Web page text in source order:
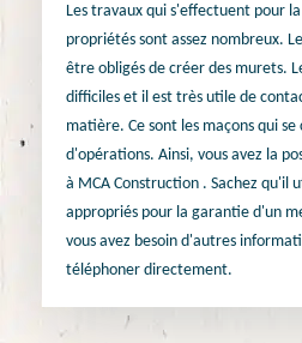
Les travaux qui s'effectuent pour
propriétés sont assez nombreux.
être obligés de créer des murets.
difficiles et il est très utile de
matière. Ce sont les maçons qui
d'opérations. Ainsi, vous avez la
à MCA Construction . Sachez qu'il
appropriés pour la garantie d'un
vous avez besoin d'autres
téléphoner directement.